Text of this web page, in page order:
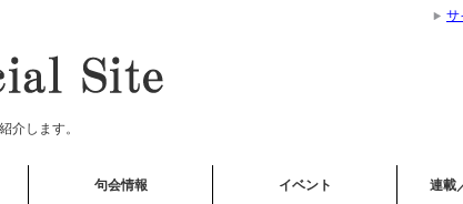
介します。
句会情報 イベント 連載
サ